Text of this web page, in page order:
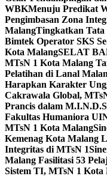
WBKMenuju Predikat
Pengimbasan Zona
MalangTingkatkan Tata
Bimtek Operator SKS
Kota MalangSELAT
MTsN 1 Kota Malang
Pelatihan di Lanal
Harapkan Karakter
Cakrawala Global,
Prancis dalam
Fakultas Humaniora
MTsN 1 Kota Malang
Kemenag Kota Malang
Integritas di MTsN 1
Malang Fasilitasi 53
Sistem TI, MTsN 1